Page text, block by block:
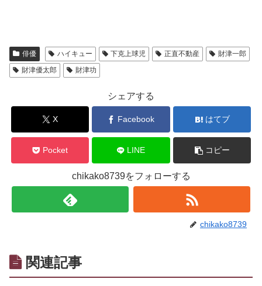
俳優 ハイキュー 下克上球児 正直不動産
財津一郎
財津優太郎
財津功
シェアする
X Facebook はてブ
Pocket LINE コピー
chikako8739をフォローする
chikako8739
関連記事